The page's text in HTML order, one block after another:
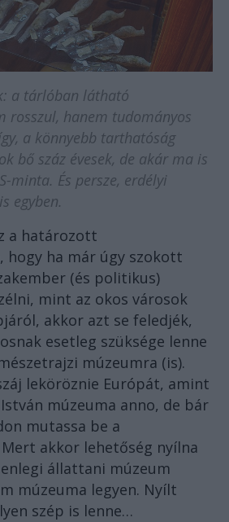
a tárlóban látható
rosszul, hanem tudományos
a könnyebb tarthatóság
bő száz évesek, de akár ma is
minta. És persze, erdélyi
egyben.
a határozott
hogy ha már úgy szokott
(és politikus)
mint az okos városok
akkor azt se feledjék,
esetleg szüksége lenne
múzeumra (is).
leköröznie Európát, amint
múzeuma anno, de bár
mutassa be a
akkor lehetőség nyílna
állattani múzeum
múzeuma legyen. Nyílt
szép is lenne…